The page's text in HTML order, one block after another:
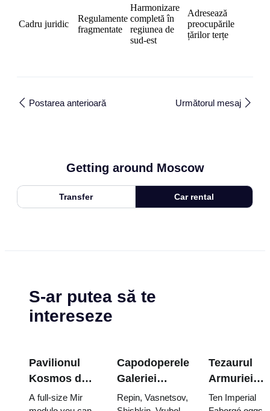
Cadru juridic
Regulamente
fragmentate
Harmonizare
completă în
regiunea de
sud-est
Adresează
preocupările
țărilor terțe
Postarea anterioară Următorul mesaj
Getting around Moscow
Transfer Car rental
S-ar putea să te
intereseze
Pavilionul
Kosmos de
la VDNKh: în
A full-size Mir
Capodoperele
Galeriei
Tretyakov:
Repin, Vasnetsov,
Tezaurul
Armuriei
Ten Imperial